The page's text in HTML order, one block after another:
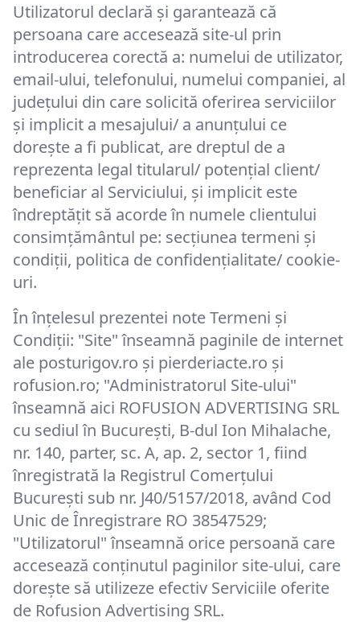
Utilizatorul declară şi garantează că
persoana care accesează site-ul prin
introducerea corectă a: numelui de utilizator,
email-ului, telefonului, numelui companiei, al
județului din care solicită oferirea serviciilor
și implicit a mesajului/ a anunțului ce
dorește a fi publicat, are dreptul de a
reprezenta legal titularul/ potențial client/
beneficiar al Serviciului, și implicit este
îndreptățit să acorde în numele clientului
consimțământul pe: secțiunea termeni și
condiții, politica de confidențialitate/ cookie-
uri.
În înțelesul prezentei note Termeni și
Condiții: "Site" înseamnă paginile de internet
ale posturigov.ro și pierderiacte.ro și
rofusion.ro; "Administratorul Site-ului"
înseamnă aici ROFUSION ADVERTISING SRL
cu sediul în București, B-dul Ion Mihalache,
nr. 140, parter, sc. A, ap. 2, sector 1, fiind
înregistrată la Registrul Comerțului
București sub nr. J40/5157/2018, având Cod
Unic de Înregistrare RO 38547529;
"Utilizatorul" înseamnă orice persoană care
accesează conținutul paginilor site-ului, care
dorește să utilizeze efectiv Serviciile oferite
de Rofusion Advertising SRL.